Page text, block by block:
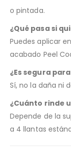
o pintada.
¿Qué pasa si
Puedes aplicar
acabado Peel
¿Es segura
Sí, no la daña ni
¿Cuánto rinde
Depende de la
a 4 llantas